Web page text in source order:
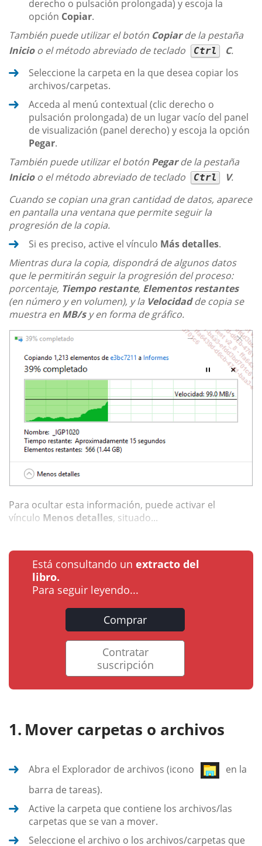
derecho o pulsación prolongada) y escoja la
opción Copiar.
También puede utilizar el botón Copiarde la pestaña
Inicioo el método abreviado de teclado Ctrl C.
Seleccione la carpeta en la que desea copiar los
archivos/carpetas.
Acceda al menú contextual (clic derecho o
pulsación prolongada) de un lugar vacío del panel
de visualización (panel derecho) y escoja la opción
Pegar.
También puede utilizar el botón Pegarde la pestaña
Inicioo el método abreviado de teclado Ctrl V.
Cuando se copian una gran cantidad de datos, aparece
en pantalla una ventana que permite seguir la
progresión de la copia.
Si es preciso, active el vínculo Más detalles.
Mientras dura la copia, dispondrá de algunos datos
que le permitirán seguir la progresión del proceso:
porcentaje, Tiempo restante, Elementos restantes
(en número y en volumen), y la Velocidadde copia se
muestra en MB/sy en forma de gráfico.
Para ocultar esta información, puede activar el
vínculo Menos detalles, situado...
Está consultando un extracto del
libro.
Para seguir leyendo...
Comprar
Contratar
suscripción
Mover carpetas o archivos
Abra el Explorador de archivos (icono
en la
barra de tareas).
Active la carpeta que contiene los archivos/las
carpetas que se van a mover.
Seleccione el archivo o los archivos/carpetas que